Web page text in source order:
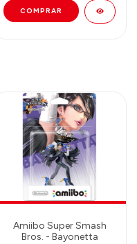
Amiibo Super Smash
Bros. - Bayonetta